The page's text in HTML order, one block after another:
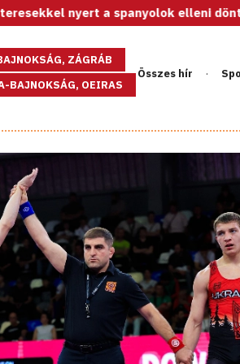
spanyolok elleni döntőben, Európa-
ZÁGRÁB
BAJNOKSÁG, OEIRAS
Összes hír